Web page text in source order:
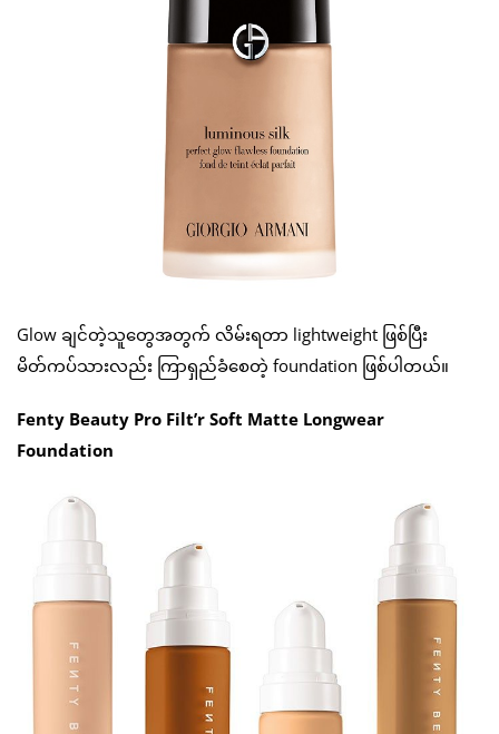
Glow ချင်တဲ့သူတွေအတွက် လိမ်းရတာ lightweight ဖြစ်ပြီး
မိတ်ကပ်သားလည်း ကြာရှည်ခံစေတဲ့ foundation ဖြစ်ပါတယ်။
Fenty Beauty Pro Filt’r Soft Matte Longwear
Foundation